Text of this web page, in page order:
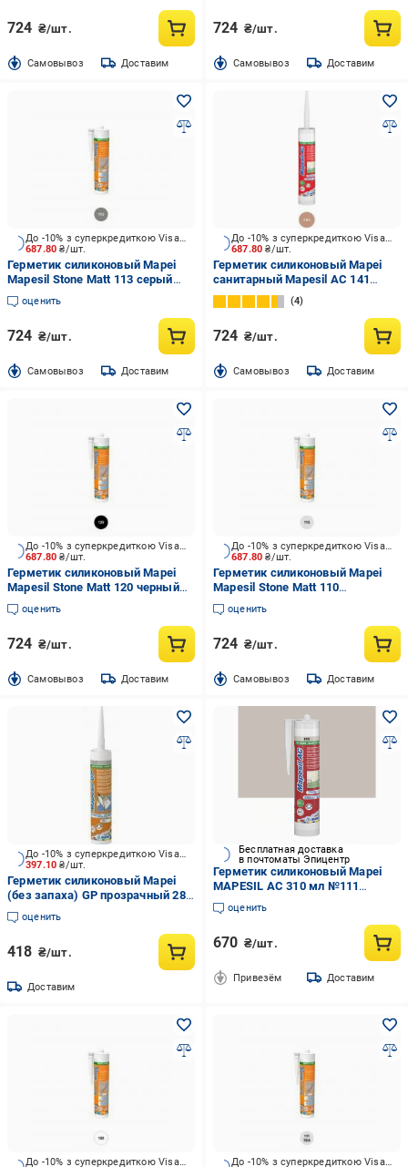
724 ₴/шт.
Cамовывоз Доставим
724 ₴/шт.
Cамовывоз Доставим
687.80₴/шт.
До -10% з суперкредиткою Visa Вигода
Герметик силиконовый Mapei
Mapesil Stone Matt 113 серый
310 мл
оценить
724 ₴/шт.
Cамовывоз Доставим
687.80₴/шт.
До -10% з суперкредиткою Visa Вигода
Герметик силиконовый Mapei
санитарный Mapesil AC 141
карамель 310 мл
4
724 ₴/шт.
Cамовывоз Доставим
687.80₴/шт.
До -10% з суперкредиткою Visa Вигода
Герметик силиконовый Mapei
Mapesil Stone Matt 120 черный
310 мл
оценить
724 ₴/шт.
Cамовывоз Доставим
687.80₴/шт.
До -10% з суперкредиткою Visa Вигода
Герметик силиконовый Mapei
Mapesil Stone Matt 110
(60311267) манхэттен 310 мл
оценить
724 ₴/шт.
Cамовывоз Доставим
397.10₴/шт.
До -10% з суперкредиткою Visa Вигода
Герметик силиконовый Mapei
(без запаха) GP прозрачный 280
мл
оценить
418 ₴/шт.
Доставим
Бесплатная доставка
в почтоматы Эпицентр
Герметик силиконовый Mapei
MAPESIL AC 310 мл №111
серебряно-серый (000014516)
оценить
670 ₴/шт.
Привезём Доставим
До -10% з суперкредиткою Visa Вигода
До -10% з суперкредиткою Visa Вигода